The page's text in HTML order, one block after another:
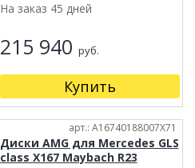
На заказ 45 дней
215 940 руб.
Купить
арт.: A16740188007X71
Диски AMG для Mercedes GLS
class X167 Maybach R23